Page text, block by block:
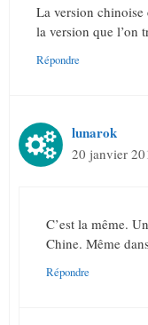
La version
la version que l’on
Répondre
lunarok
20 janvier
C’est la même.
Chine. Même
Répondre